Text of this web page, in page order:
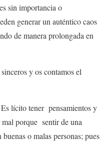
sin importancia o
generar un auténtico caos
de manera prolongada en
y os contamos el
Es lícito tener pensamientos y
mal porque sentir de una
o malas personas; pues